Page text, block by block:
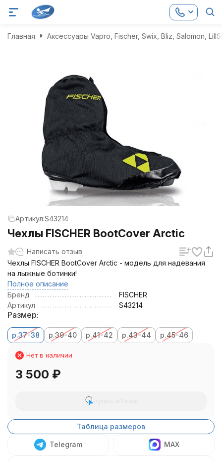
Главная Аксессуары Vapro, Fischer, Swix, Bliz, Salomon,
Артикул:S43214
Чехлы FISCHER BootCover Arctic
Написать отзыв
Чехлы FISCHER BootCover Arctic - модель для надевания
на лыжные ботинки!
Полное описание
Бренд
FISCHER
Артикул
S43214
Размер:
р.37-38 р.39-40 р.41-42 р.43-44 р.45-46
Нет в наличии
3 500 ₽
Таблица размеров
Telegram MAX